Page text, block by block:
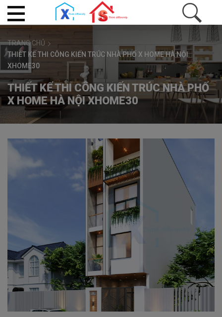
TRANG CHỦ
THIẾT KẾ THI CÔNG KIẾN TRÚC NHÀ PHỐ X HOME HÀ NỘI
XHOME30
THIẾT KẾ THI CÔNG KIẾN TRÚC NHÀ PHỐ
X HOME HÀ NỘI XHOME30